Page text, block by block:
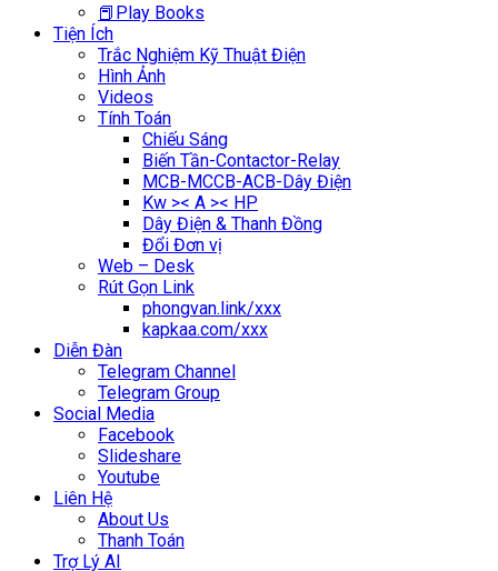
📕Play Books
Tiện Ích
Trắc Nghiệm Kỹ Thuật Điện
Hình Ảnh
Videos
Tính Toán
Chiếu Sáng
Biến Tần-Contactor-Relay
MCB-MCCB-ACB-Dây Điện
Kw >< A >< HP
Dây Điện & Thanh Đồng
Đổi Đơn vị
Web – Desk
Rút Gọn Link
phongvan.link/xxx
kapkaa.com/xxx
Diễn Đàn
Telegram Channel
Telegram Group
Social Media
Facebook
Slideshare
Youtube
Liên Hệ
About Us
Thanh Toán
Trợ Lý AI